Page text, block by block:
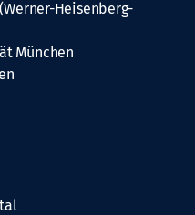
Heisenberg-
München